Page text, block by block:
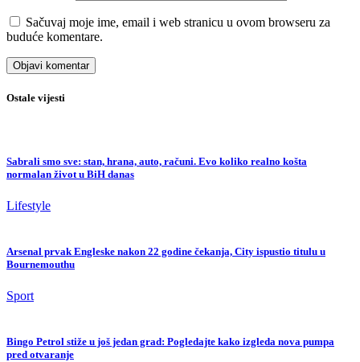
Sačuvaj moje ime, email i web stranicu u ovom browseru za
buduće komentare.
Ostale vijesti
Sabrali smo sve: stan, hrana, auto, računi. Evo koliko realno košta
normalan život u BiH danas
Lifestyle
Arsenal prvak Engleske nakon 22 godine čekanja, City ispustio titulu u
Bournemouthu
Sport
Bingo Petrol stiže u još jedan grad: Pogledajte kako izgleda nova pumpa
pred otvaranje